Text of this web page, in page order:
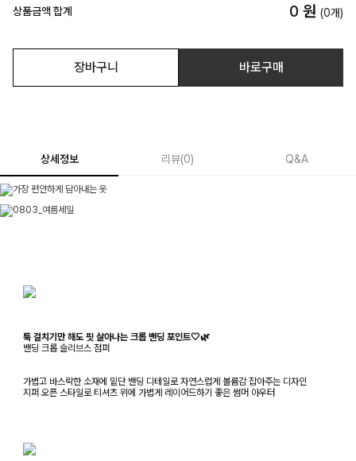
상품금액 합계 0 원 (0개)
장바구니 바로구매
상세정보 리뷰(0) Q&A
툭 걸치기만 해도 핏 살아나는 크롭 밴딩 포인트🤍🌿
밴딩 크롭 슬리브스 점퍼
가볍고 바스락한 소재에 밑단 밴딩 디테일로 자연스럽게 볼륨감 잡아주는 디자인
지퍼 오픈 스타일로 티셔츠 위에 가볍게 레이어드하기 좋은 썸머 아우터